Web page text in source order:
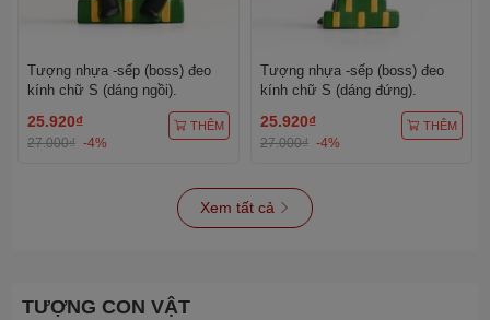
Tượng nhựa -sếp (boss) đeo
kính chữ S (dáng ngồi).
25.920₫
27.000₫ -4%
THÊM
Tượng nhựa -sếp (boss) đeo
kính chữ S (dáng đứng).
25.920₫
27.000₫ -4%
THÊM
Xem tất cả
TƯỢNG CON VẬT